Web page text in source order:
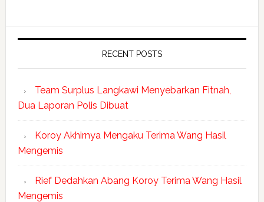
RECENT POSTS
Team Surplus Langkawi Menyebarkan Fitnah,
Dua Laporan Polis Dibuat
Koroy Akhirnya Mengaku Terima Wang Hasil
Mengemis
Rief Dedahkan Abang Koroy Terima Wang Hasil
Mengemis